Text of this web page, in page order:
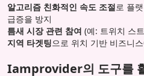
알고리즘 친화적인 속도 조절로 플
급증을 방지
틈새 시장 관련 참여 (예: 트위치 스
지역 타겟팅으로 위치 기반 비즈니
Iamprovider의 도구를